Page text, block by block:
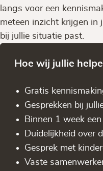
langs voor een
meteen inzicht krijgen in
bij jullie situatie past.
Hoe wij jullie
Gratis
Gesprekken bij
Binnen 1 week
Duidelijkheid over
Gesprek met
Vaste